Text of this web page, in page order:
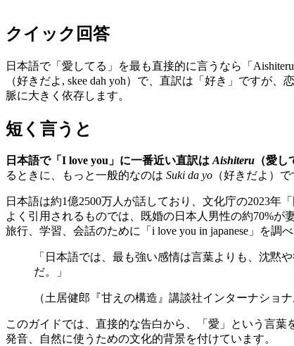
クイック回答
日本語で「愛してる」を最も直接的に言うなら「
（好きだよ, skee dah yoh）で、直訳は「好き」ですが
脈に大きく依存します。
短く言うと
日本語で「I love you」に一番近い直訳はAishiteru （愛し
るときに、もっと一般的なのは Suki da yo （好きだよ）
日本語は約1億2500万人が話しており、文化庁の2023
よく引用されるものでは、既婚の日本人男性の約70%が
旅行、学習、会話のために「i love you in japanese」を調
「日本語では、最も強い感情は言葉よりも、沈黙
だ。」
（土居健郎『甘えの構造』講談社インターナショナ
このガイドでは、直接的な告白から、「愛」という言
発音、自然に使うための文化的背景を付けています。